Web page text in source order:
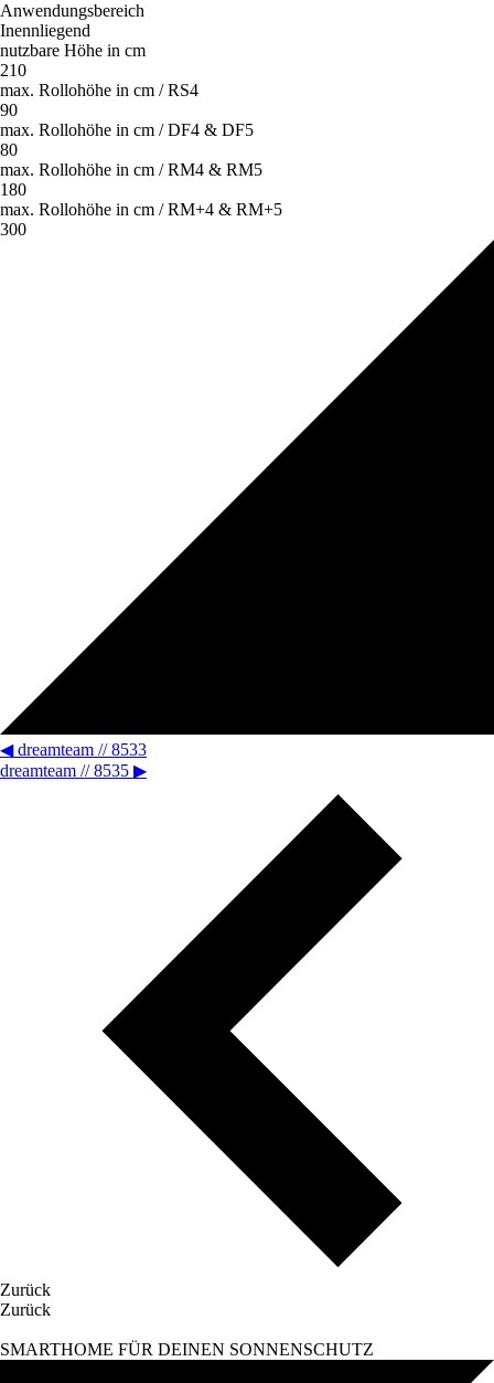
Anwendungsbereich
nutzbare Höhe in cm
210
max. Rollohöhe in cm / RS4
90
max. Rollohöhe in cm / DF4 & DF5
80
max. Rollohöhe in cm / RM4 & RM5
180
max. Rollohöhe in cm / RM+4 & RM+5
300
◀dreamteam // 8533
dreamteam // 8535 ▶
Zurück
Zurück
SMARTHOME FÜR DEINEN SONNENSCHUTZ